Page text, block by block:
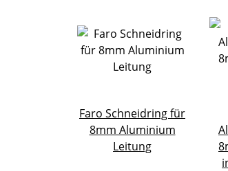
Faro Schneidring für
8mm Aluminium
Leitung